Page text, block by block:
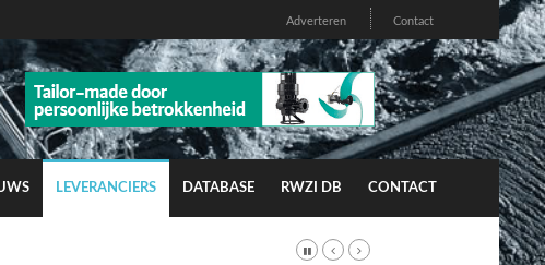
Adverteren Contact
LEVERANCIERS DATABASE RWZI DB CONTACT